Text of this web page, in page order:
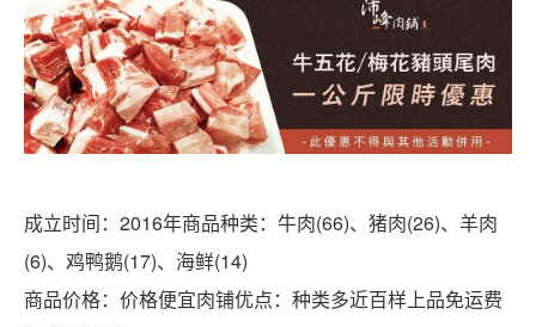
成立时间：2016年商品种类：牛肉(66)、猪肉(26)、羊肉
(6)、鸡鸭鹅(17)、海鲜(14)
商品价格：价格便宜肉铺优点：种类多近百样上品免运费